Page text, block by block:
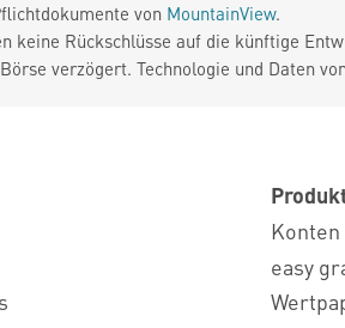
von MountainView.
keine Rückschlüsse auf die künftige
verzögert. Technologie und Daten
Konten
easy